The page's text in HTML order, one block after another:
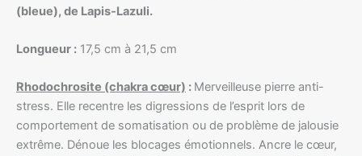
(bleue), de Lapis-Lazuli.
Longueur : 17,5 cm à 21,5 cm
Rhodochrosite (chakra cœur) : Merveilleuse pierre anti-
stress. Elle recentre les digressions de l’esprit lors de
comportement de somatisation ou de problème de jalousie
extrême. Dénoue les blocages émotionnels. Ancre le cœur,